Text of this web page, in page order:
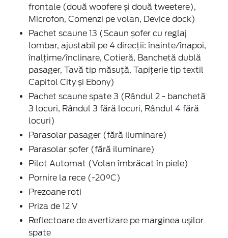
frontale (două woofere și două tweetere),
Microfon, Comenzi pe volan, Device dock)
Pachet scaune 13 (Scaun șofer cu reglaj
lombar, ajustabil pe 4 direcții: înainte/înapoi,
înalțime/înclinare, Cotieră, Banchetă dublă
pasager, Tavă tip măsuță, Tapițerie tip textil
Capitol City și Ebony)
Pachet scaune spate 3 (Rândul 2 - banchetă
3 locuri, Rândul 3 fără locuri, Rândul 4 fără
locuri)
Parasolar pasager (fără iluminare)
Parasolar șofer (fără iluminare)
Pilot Automat (Volan îmbrăcat în piele)
Pornire la rece (-20°C)
Prezoane roti
Priza de 12 V
Reflectoare de avertizare pe marginea uşilor
spate